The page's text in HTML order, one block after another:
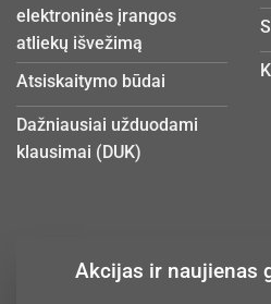
elektroninės įrangos
atliekų išvežimą
Atsiskaitymo būdai
Dažniausiai užduodami
klausimai (DUK)
Akcijas ir naujienas